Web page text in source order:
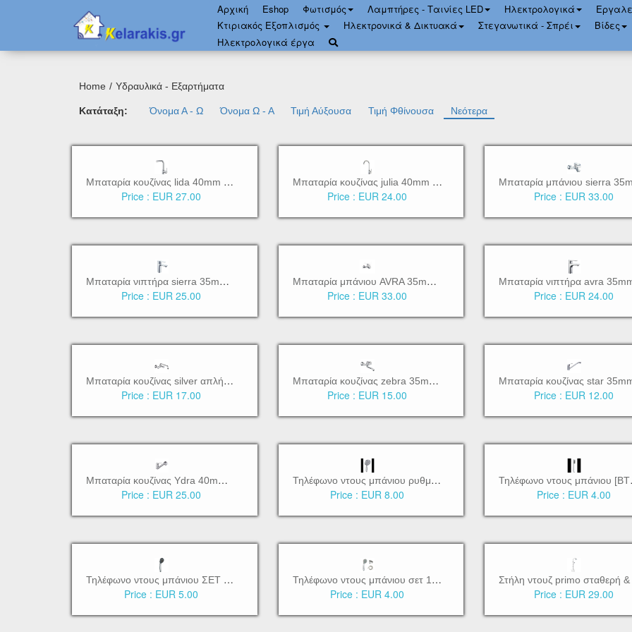
Αρχική Eshop Φωτισμός Λαμπτήρες - Ταινίες LED Ηλεκτρολογικά
Κτιριακός Εξοπλισμός
Ηλεκτρονικά & Δικτυακά Στεγανωτικά - Σπρέι Bίδες
Ηλεκτρολογικά έργα
Home Υδραυλικά - Εξαρτήματα
Κατάταξη: Όνομα Α - Ω Όνομα Ω - Α Τιμή Αύξουσα Τιμή Φθίνουσα Νεότερα
Μ
παταρία κουζίνας lida 40mm αναμεικτική [BTW3260]
Price : EUR 27.00
Μ
παταρία κουζίνας julia 40mm αναμεικτική [BTW3140]
Price : EUR 24.00
Price : EUR 33.00
Μ
παταρία νιπτήρα sierra 35mm αναμεικτική με pop up [BTW3050]
Price : EUR 25.00
Μ
παταρία μπάνιου AVRA 35mm αναμεικτική με σετ ντους [BTW3010]
Price : EUR 33.00
Price : EUR 24.00
Μ
παταρία κουζίνας silver απλή επιτοίχια [BTW3150]
Price : EUR 17.00
Μ
παταρία κουζίνας zebra 35mm αναμεικτική επιτοίχια [BTW3130]
Price : EUR 15.00
Price : EUR 12.00
Μ
παταρία κουζίνας Ydra 40mm ανάμεικτη με ντους [BTW3100]
Price : EUR 25.00
Τ
ηλέφωνο ντους μπάνιου ρυθμιζόμενο [BTW3200]
Price : EUR 8.00
Price : EUR 4.00
Τ
ηλέφωνο ντους μπάνιου ΣΕΤ 1,5m [BTW3170]
Price : EUR 5.00
Τ
ηλέφωνο ντους μπάνιου σετ 1,5m [BTW3160]
Price : EUR 4.00
Price : EUR 29.00